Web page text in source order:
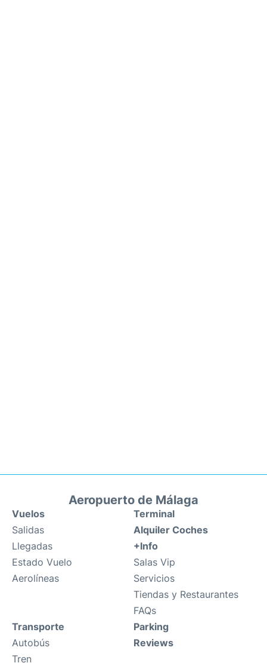
Aeropuerto de Málaga
Vuelos
Salidas
Llegadas
Estado Vuelo
Aerolíneas
Terminal
Alquiler Coches
+Info
Salas Vip
Servicios
Tiendas y Restaurantes
FAQs
Transporte
Autobús
Tren
Parking
Reviews